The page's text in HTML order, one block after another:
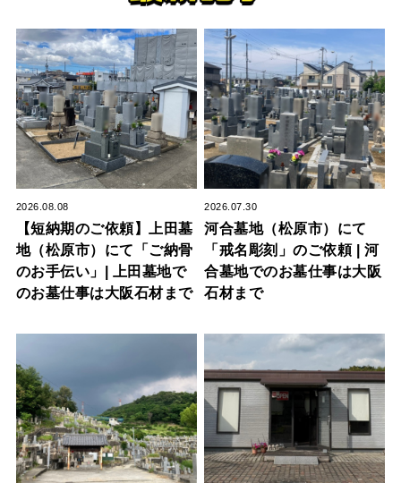
2026.08.08
【短納期のご依頼】上田墓
地（松原市）にて「ご納骨
のお手伝い」| 上田墓地で
のお墓仕事は大阪石材まで
2026.07.30
河合墓地（松原市）にて
「戒名彫刻」のご依頼 | 河
合墓地でのお墓仕事は大阪
石材まで